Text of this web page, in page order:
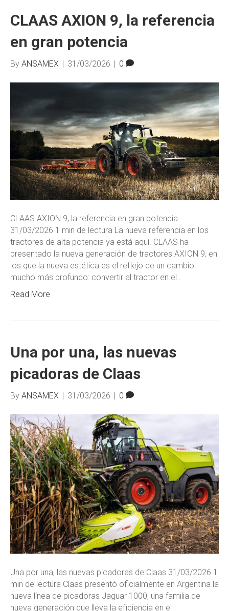
CLAAS AXION 9, la referencia
en gran potencia
By ANSAMEX 31/03/2026 0
CLAAS AXION 9, la referencia en gran potencia
31/03/2026 1 min de lectura La nueva referencia en los
tractores de alta potencia ya está aquí. CLAAS ha
presentado la nueva generación de tractores AXION 9, en
los que la nueva estética es el reflejo de un cambio
mucho más profundo: convertir al tractor en el…
Read More
Una por una, las nuevas
picadoras de Claas
By ANSAMEX 31/03/2026 0
Una por una, las nuevas picadoras de Claas 31/03/2026 1
min de lectura Claas presentó oficialmente en Argentina la
nueva línea de picadoras Jaguar 1000, una familia de
nueva generación que lleva la eficiencia en el